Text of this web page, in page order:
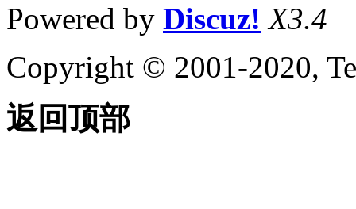
Powered by Discuz! X3.4
Copyright © 2001-2020,
返回顶部